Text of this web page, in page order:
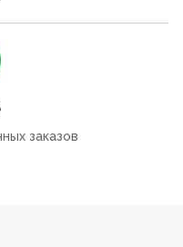
заказов